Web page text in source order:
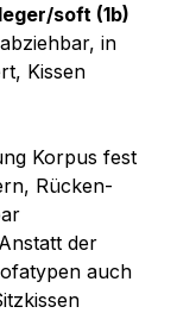
soft (1b)
in
Kissen
Korpus fest
Rücken-
Anstatt der
auch